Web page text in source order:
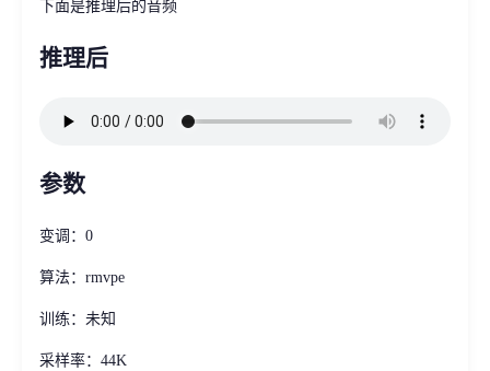
下面是推理后的音频
推理后
参数
变调：0
算法：rmvpe
训练：未知
采样率：44K